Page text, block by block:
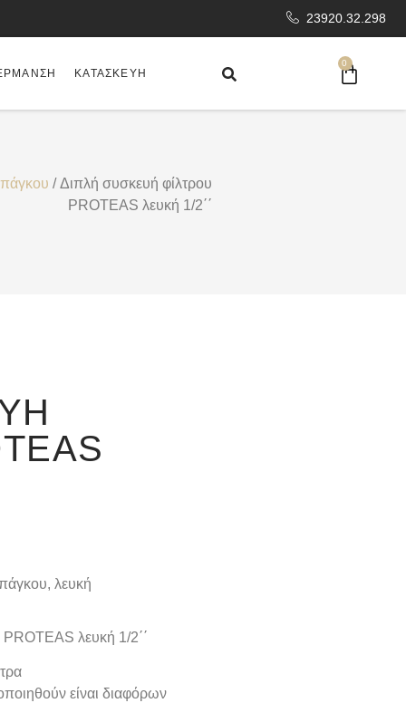
23920.32.298
ΚΑΤΑΣΚΕΥΉ
0
/ Διπλή συσκευή φίλτρου
PROTEAS λευκή 1/2΄΄
λευκή
λευκή 1/2΄΄
είναι διαφόρων